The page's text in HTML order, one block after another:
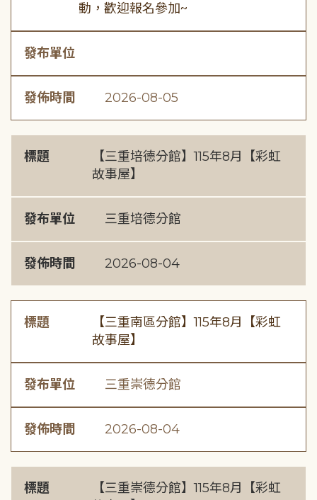
動，歡迎報名參加~
發布單位
發佈時間 2026-08-05
標題
【三重培德分館】115年8月【彩虹
故事屋】
發布單位 三重培德分館
發佈時間 2026-08-04
標題
【三重南區分館】115年8月【彩虹
故事屋】
發布單位 三重崇德分館
發佈時間 2026-08-04
標題
【三重崇德分館】115年8月【彩虹